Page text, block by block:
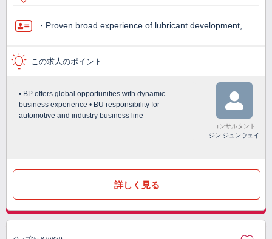
・Proven broad experience of lubricant development,…
この求人のポイント
• BP offers global opportunities with dynamic
business experience • BU responsibility for
automotive and industry business line
コンサルタント
ジン ジュンウェイ
詳しく見る